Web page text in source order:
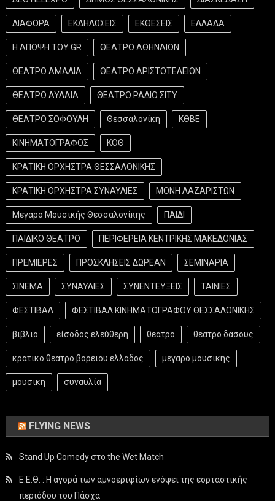
ΔΙΑΦΟΡΑ ΕΚΔΗΛΩΣΕΙΣ ΕΚΘΕΣΕΙΣ ΕΛΛΑΔΑ
Η ΑΠΟΨΗ ΤΟΥ GR ΘΕΑΤΡΟ ΑΘΗΝΑΙΟΝ
ΘΕΑΤΡΟ ΑΜΑΛΙΑ ΘΕΑΤΡΟ ΑΡΙΣΤΟΤΕΛΕΙΟΝ
ΘΕΑΤΡΟ ΑΥΛΑΙΑ ΘΕΑΤΡΟ ΡΑΔΙΟ ΣΙΤΥ
ΘΕΑΤΡΟ ΣΟΦΟΥΛΗ Θεσσαλονίκη ΚΘΒΕ
ΚΙΝΗΜΑΤΟΓΡΑΦΟΣ ΚΟΘ
ΚΡΑΤΙΚΗ ΟΡΧΗΣΤΡΑ ΘΕΣΣΑΛΟΝΙΚΗΣ
ΚΡΑΤΙΚΗ ΟΡΧΗΣΤΡΑ ΣΥΝΑΥΛΙΕΣ ΜΟΝΗ ΛΑΖΑΡΙΣΤΩΝ
Μεγαρο Μουσικής Θεσσαλονίκης ΠΑΙΔΙ
ΠΑΙΔΙΚΟ ΘΕΑΤΡΟ ΠΕΡΙΦΕΡΕΙΑ ΚΕΝΤΡΙΚΗΣ ΜΑΚΕΔΟΝΙΑΣ
ΠΡΕΜΙΕΡΕΣ ΠΡΟΣΚΛΗΣΕΙΣ ΔΩΡΕΑΝ ΣΕΜΙΝΑΡΙΑ
ΣΙΝΕΜΑ ΣΥΝΑΥΛΙΕΣ ΣΥΝΕΝΤΕΥΞΕΙΣ ΤΑΙΝΙΕΣ
ΦΕΣΤΙΒΑΛ ΦΕΣΤΙΒΑΛ ΚΙΝΗΜΑΤΟΓΡΑΦΟΥ ΘΕΣΣΑΛΟΝΙΚΗΣ
βιβλιο είσοδος ελεύθερη θεατρο θεατρο δασους
κρατικο θεατρο βορειου ελλαδος μεγαρο μουσικης
μουσικη συναυλία
FLYING NEWS
Stand Up Comedy στο the Wet Match
Ε.Ε.Θ. : Η αγορά των αμνοεριφίων ενόψει της εορταστικής
περιόδου του Πάσχα